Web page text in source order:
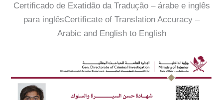
Certificado de Exatidão da Tradução – árabe e inglês
para inglêsCertificate of Translation Accuracy –
Arabic and English to English